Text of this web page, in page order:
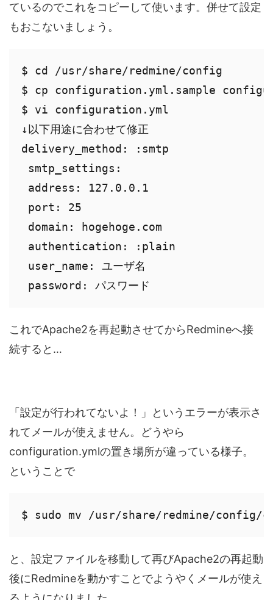
ているのでこれをコピーして使います。併せて設定
もおこないましょう。
$ cd /usr/share/redmine/config
$ cp configuration.yml.sample
$ vi configuration.yml
↓以下用途に合わせて修正
delivery_method: :smtp
smtp_settings:
address: 127.0.0.1
port: 25
domain: hogehoge.com
authentication: :plain
user_name: ユーザ名
これでApache2を再起動させてからRedmineへ接
続すると…
「設定が行われてないよ！」というエラーが表示さ
れてメールが使えません。どうやら
configuration.ymlの置き場所が違っている様子。
ということで
$ sudo mv /usr/share/redmine/
と、設定ファイルを移動して再びApache2の再起動
後にRedmineを動かすことでようやくメールが使え